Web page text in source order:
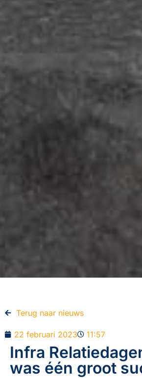
Terug naar nieuws​
22 februari 2023 11:57
Infra
was één groot